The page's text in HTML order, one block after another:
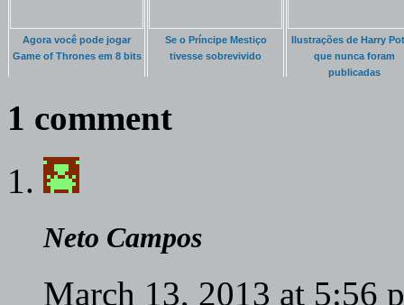
Agora você pode jogar
Game of Thrones em 8 bits
Se o Príncipe Mestiço
tivesse sobrevivido
Ilustrações de Harry
que nunca foram
publicadas
1 comment
Neto Campos
March 13, 2013 at 5:56